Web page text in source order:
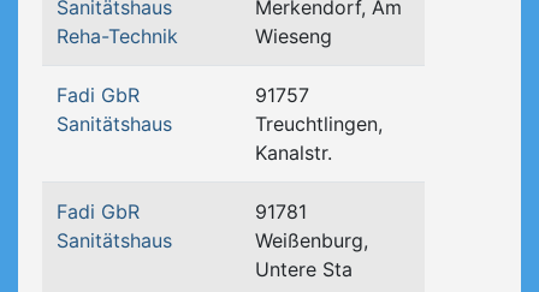
Sanitätshaus
Reha-Technik
Merkendorf, Am
Wieseng
Fadi GbR
Sanitätshaus
91757
Treuchtlingen,
Kanalstr.
Fadi GbR
Sanitätshaus
91781
Weißenburg,
Untere Sta